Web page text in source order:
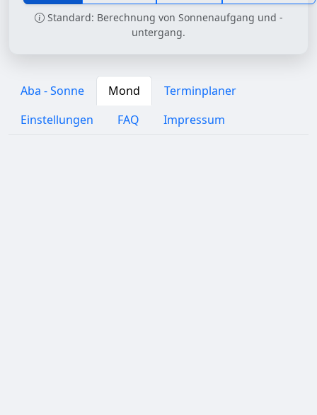
Standard: Berechnung von Sonnenaufgang und -
untergang.
Aba - Sonne Mond
Terminplaner
Einstellungen
FAQ Impressum